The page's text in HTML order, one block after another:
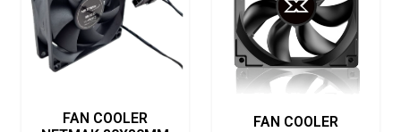
FAN COOLER
FAN COOLER